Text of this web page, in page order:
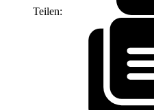
Teilen: